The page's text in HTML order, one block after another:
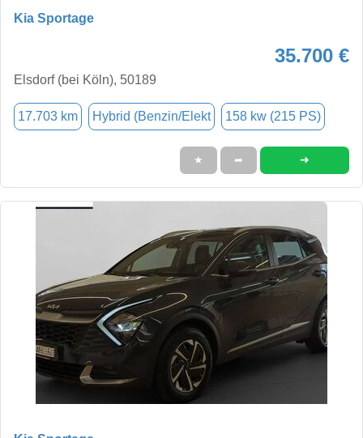
Kia Sportage
35.700 €
Elsdorf (bei Köln), 50189
17.703 km Hybrid (Benzin/Elekt 158 kw (215 PS)
★ ➦ ➜